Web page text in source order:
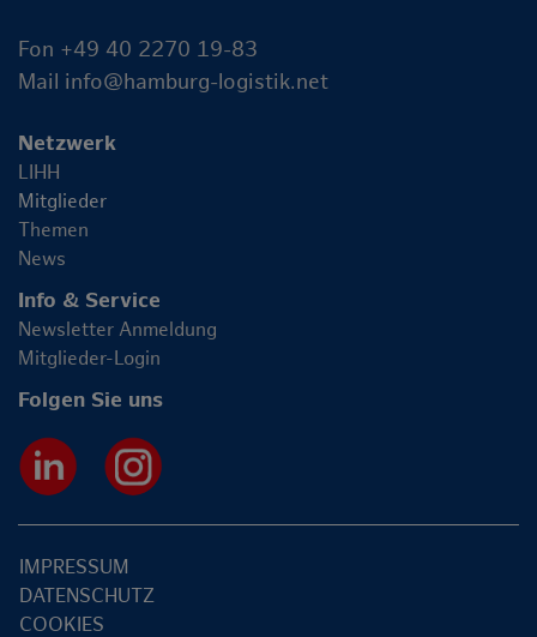
Fon +49 40 2270 19-83
Mail info@hamburg-logistik.net
Netzwerk
LIHH
Mitglieder
Themen
News
Info & Service
Newsletter Anmeldung
Mitglieder-Login
Folgen Sie uns
IMPRESSUM
DATENSCHUTZ
COOKIES